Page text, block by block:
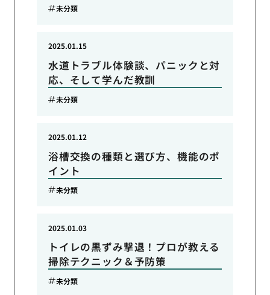
未分類
水道トラブル体験談、パニックと対
応、そして学んだ教訓
2025.01.15
未分類
浴槽交換の種類と選び方、機能のポ
イント
2025.01.12
未分類
トイレの黒ずみ撃退！プロが教える
掃除テクニック＆予防策
2025.01.03
未分類